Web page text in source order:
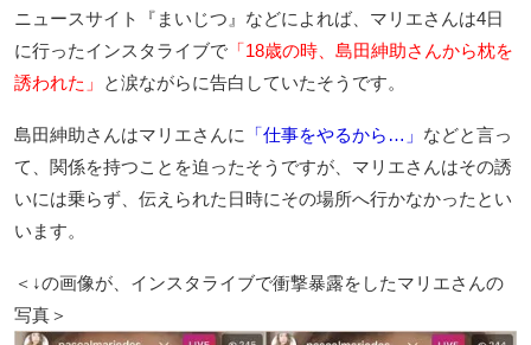
ニュースサイト『まいじつ』などによれば、マリエさんは4日
に行ったインスタライブで 「18歳の時、島田紳助さんから枕を
誘われた」
と涙ながらに告白していたそうです。
島田紳助さんはマリエさんに 「仕事をやるから…」 などと言っ
て、関係を持つことを迫ったそうですが、マリエさんはその誘
いには乗らず、伝えられた日時にその場所へ行かなかったとい
います。
＜↓の画像が、インスタライブで衝撃暴露をしたマリエさんの
写真＞